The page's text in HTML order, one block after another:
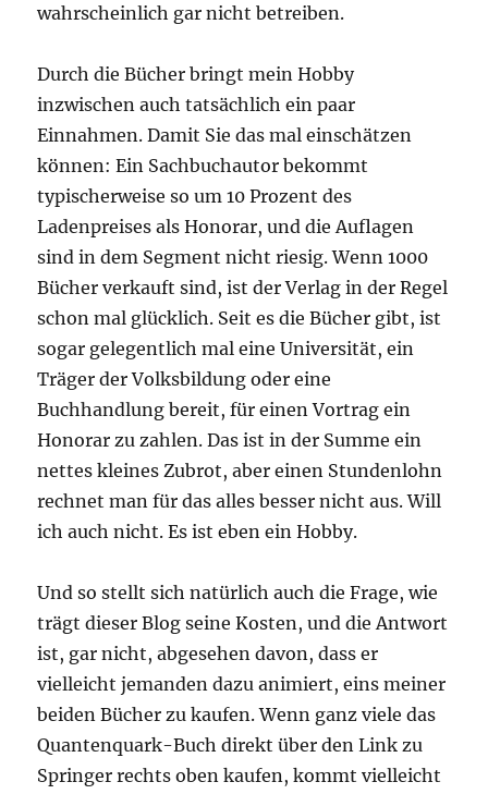
wahrscheinlich gar nicht betreiben.
Durch die Bücher bringt mein Hobby
inzwischen auch tatsächlich ein paar
Einnahmen. Damit Sie das mal einschätzen
können: Ein Sachbuchautor bekommt
typischerweise so um 10 Prozent des
Ladenpreises als Honorar, und die Auflagen
sind in dem Segment nicht riesig. Wenn 1000
Bücher verkauft sind, ist der Verlag in der Regel
schon mal glücklich. Seit es die Bücher gibt, ist
sogar gelegentlich mal eine Universität, ein
Träger der Volksbildung oder eine
Buchhandlung bereit, für einen Vortrag ein
Honorar zu zahlen. Das ist in der Summe ein
nettes kleines Zubrot, aber einen Stundenlohn
rechnet man für das alles besser nicht aus. Will
ich auch nicht. Es ist eben ein Hobby.
Und so stellt sich natürlich auch die Frage, wie
trägt dieser Blog seine Kosten, und die Antwort
ist, gar nicht, abgesehen davon, dass er
vielleicht jemanden dazu animiert, eins meiner
beiden Bücher zu kaufen. Wenn ganz viele das
Quantenquark-Buch direkt über den Link zu
Springer rechts oben kaufen, kommt vielleicht